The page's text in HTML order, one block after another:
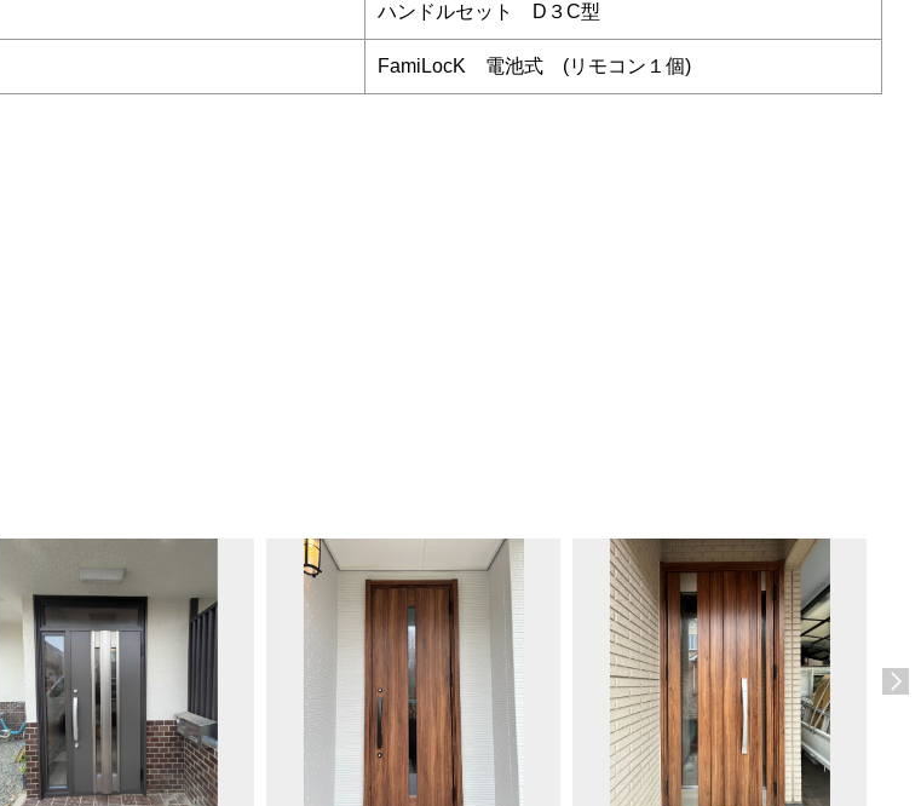
ハンドルセット D３C型
FamiLocK 電池式 (リモコン１個)